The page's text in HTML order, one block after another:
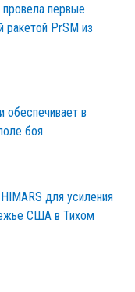
первые
ракетой PrSM из
обеспечивает в
боя
для усиления
США в Тихом